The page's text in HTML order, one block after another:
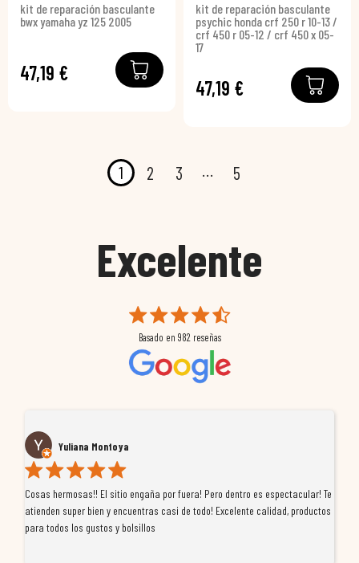
kit de reparación basculante
bwx yamaha yz 125 2005
47,19 €
kit de reparación basculante
psychic honda crf 250 r 10-13 /
crf 450 r 05-12 / crf 450 x 05-
17
47,19 €
1 2 3 5
Excelente
Basado en 982 reseñas
Yuliana Montoya
Cosas hermosas!! El sitio engaña por fuera! Pero dentro es espectacular! Te
atienden super bien y encuentras casi de todo! Excelente calidad, productos
para todos los gustos y bolsillos